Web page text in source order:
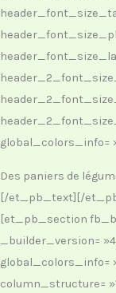
global_colors_info=
Des paniers de
[/et_pb_text][/
[et_pb_section
_builder_version=
global_colors_info=
column_structure=